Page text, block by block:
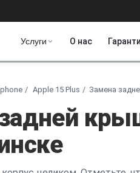
Услуги О нас
Apple 15 Plus Замена